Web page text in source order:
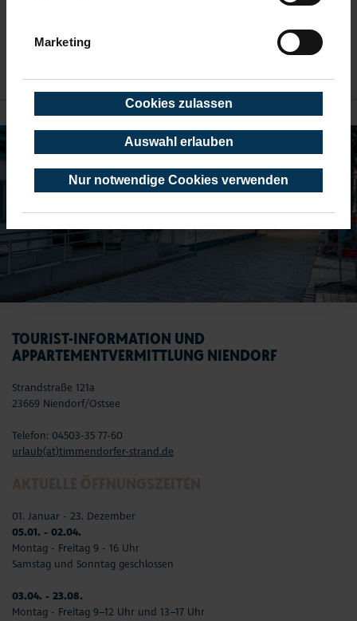
Marketing
Cookies zulassen
Auswahl erlauben
Nur notwendige Cookies verwenden
Ansprechpartner
NIENDORF
TOURIST-INFORMATION UND
APPARTEMENTVERMITTLUNG NIENDORF
Strandstraße 121a
23669 Niendorf/Ostsee
Telefon: 04503-35 77-60
urlaub(at)timmendorfer-strand.de
01. Januar - 23. Dezember
05.01. - 02.04.
Montag - Freitag 9 - 16 Uhr
Samstag und Sonntag geschlossen
03.04. - 23.08.
Montag - Freitag 9–12 Uhr und 13–17 Uhr